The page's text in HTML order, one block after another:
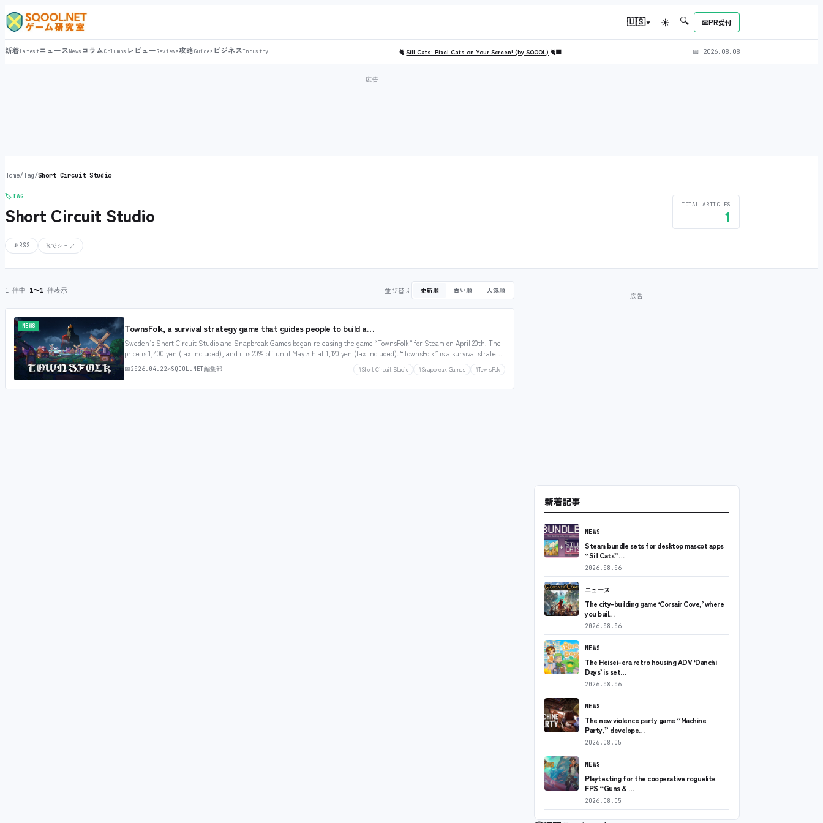
🇺🇸▾ ☀ 🔍 📧PR受付
新着LatestニュースNews コラムColumns レビューReviews攻略Guides ビジネスIndustry 🐈Sill Cats: Pixel Cats on Your Screen! (by SQOOL) 🐈‍⬛ 📅 2026.08.08
Home/Tag/Short Circuit Studio
🏷️TAG
Short Circuit Studio TOTAL ARTICLES
1
📡 RSS 𝕏でシェア
1 件中 1〜1 件表示 並び替え 更新順 古い順 人気順
NEWS TownsFolk, a survival strategy game that guides people to build a…
Sweden’s Short Circuit Studio and Snapbreak Games began releasing the game “TownsFolk” for Steam on April 20th. The
price is 1,400 yen (tax included), and it is 20% off until May 5th at 1,120 yen (tax included). “TownsFolk” is a survival strategy
game in which you lead people in a…
📅2026.04.22✍SQOOL.NET編集部 #Short Circuit Studio #Snapbreak Games #TownsFolk
新着記事
NEWS
Steam bundle sets for desktop mascot apps
“Sill Cats”…
2026.08.06
ニュース
The city-building game ‘Corsair Cove,’ where
you buil…
2026.08.06
NEWS
The Heisei-era retro housing ADV ‘Danchi
Days’ is set…
2026.08.06
NEWS
The new violence party game “Machine
Party,” develope…
2026.08.05
NEWS
Playtesting for the cooperative roguelite
FPS “Guns & …
2026.08.05